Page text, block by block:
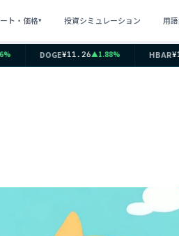
ト・価格▾ 投資シミュレーション 用
DOGE¥11.26▲1.88% HBAR